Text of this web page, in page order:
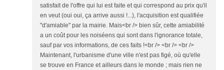
satisfait de l'offre qui lui est faite et qui correspond au prix qu'il
en veut (oui oui, ça arrive aussi !...), l'acquisition est qualifiée
"d'amiable" par la mairie. Mais<br /> bien sûr, cette amiabilité
a un coût pour les noiséens qui sont dans l'ignorance totale,
sauf par vos informations, de ces faits !<br /> <br /> <br />
Maintenant, l'urbanisme d'une ville n'est pas figé, où qu'elle
se trouve en France et ailleurs dans le monde ; mais rien ne